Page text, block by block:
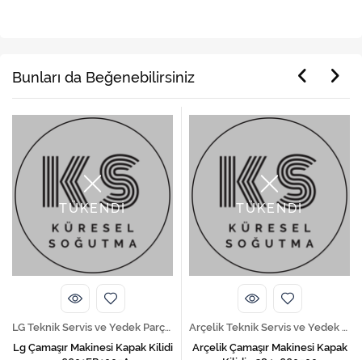
Bunları da Beğenebilirsiniz
TÜKENDİ
Arçelik Teknik Servis ve Yedek Parça Hizmetleri
Arçelik Çamaşır Makinesi Kapak
TÜKENDİ
Indesit Teknik Servis ve Yedek Parça Hizmetleri
İndesit Çamaşır Makinesi Kapı